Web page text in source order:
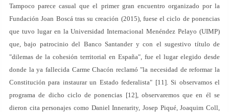
Tampoco parece casual que el primer gran encuentro organizado por la
Fundación Joan Boscá tras su creación (2015), fuese el ciclo de ponencias
que tuvo lugar en la Universidad Internacional Menéndez Pelayo (UIMP)
que, bajo patrocinio del Banco Santander y con el sugestivo título de
"dilemas de la cohesión territorial en España", fue el lugar elegido desde
donde la ya fallecida Carme Chacón reclamó "la necesidad de reformar la
Constitución para instaurar un Estado federalista" [11]. Si observamos el
programa de dicho ciclo de ponencias [12], observaremos que en él se
dieron cita personajes como Daniel Innerarity, Josep Piqué, Joaquim Coll,